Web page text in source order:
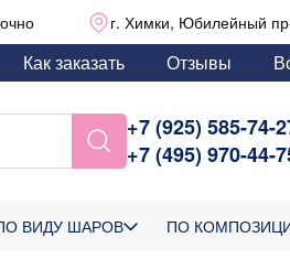
г. Химки, Юбилейный
Как заказать Отзывы
+7 (925) 585-74-
+7 (495) 970-44-
ВИДУ ШАРОВ ПО